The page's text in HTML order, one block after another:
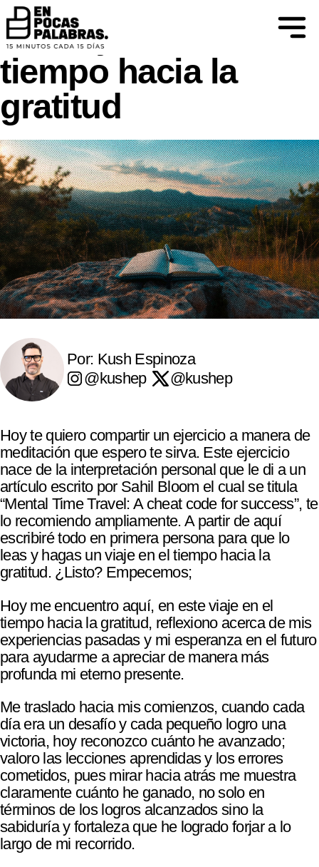
CREER PARA VER
Un viaje en el
tiempo hacia la
gratitud
Por: Kush Espinoza
@kushep
@kushep
Hoy te quiero compartir un ejercicio a manera de
meditación que espero te sirva. Este ejercicio
nace de la interpretación personal que le di a un
artículo escrito por Sahil Bloom el cual se titula
“Mental Time Travel: A cheat code for success”, te
lo recomiendo ampliamente. A partir de aquí
escribiré todo en primera persona para que lo
leas y hagas un viaje en el tiempo hacia la
gratitud. ¿Listo? Empecemos;
Hoy me encuentro aquí, en este viaje en el
tiempo hacia la gratitud, reflexiono acerca de mis
experiencias pasadas y mi esperanza en el futuro
para ayudarme a apreciar de manera más
profunda mi eterno presente.
Me traslado hacia mis comienzos, cuando cada
día era un desafío y cada pequeño logro una
victoria, hoy reconozco cuánto he avanzado;
valoro las lecciones aprendidas y los errores
cometidos, pues mirar hacia atrás me muestra
claramente cuánto he ganado, no solo en
términos de los logros alcanzados sino la
sabiduría y fortaleza que he logrado forjar a lo
largo de mi recorrido.